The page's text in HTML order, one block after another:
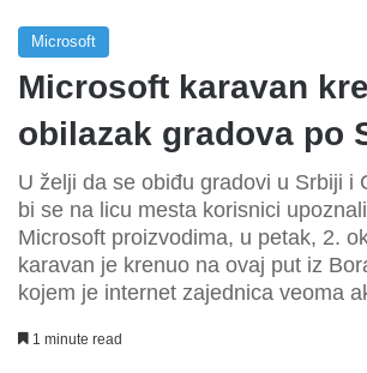
Microsoft
Microsoft karavan
obilazak gradova po
U želji da se obiđu gradovi u Srbiji i
bi se na licu mesta korisnici
Microsoft proizvodima, u petak, 2.
karavan je krenuo na ovaj put iz
kojem je internet zajednica veoma
1 minute read